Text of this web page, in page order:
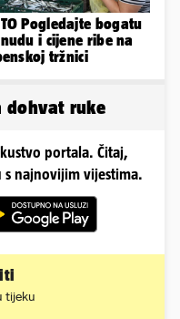
Pogledajte bogatu
i cijene ribe na
tržnici
dohvat ruke
portala. Čitaj,
najnovijim vijestima.
tijeku